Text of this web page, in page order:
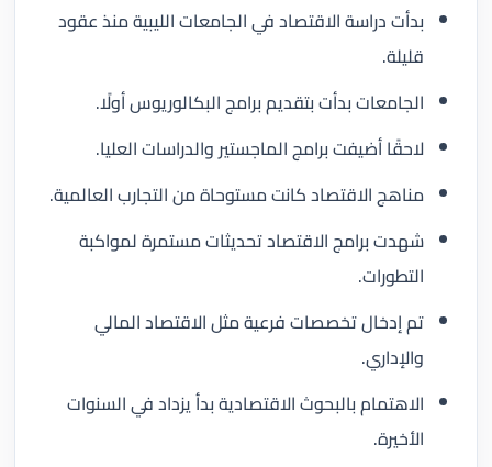
بدأت دراسة الاقتصاد في الجامعات الليبية منذ عقود
قليلة.
الجامعات بدأت بتقديم برامج البكالوريوس أولًا.
لاحقًا أضيفت برامج الماجستير والدراسات العليا.
مناهج الاقتصاد كانت مستوحاة من التجارب العالمية.
شهدت برامج الاقتصاد تحديثات مستمرة لمواكبة
التطورات.
تم إدخال تخصصات فرعية مثل الاقتصاد المالي
والإداري.
الاهتمام بالبحوث الاقتصادية بدأ يزداد في السنوات
الأخيرة.